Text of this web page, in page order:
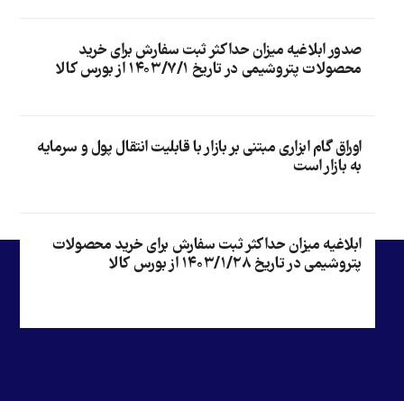
صدور ابلاغیه میزان حداکثر ثبت سفارش برای خرید
محصولات پتروشیمی در تاریخ ۱۴۰۳/۷/۱ از بورس کالا
اوراق گام ابزاری مبتنی بر بازار با قابلیت انتقال پول و سرمایه
به بازار است
ابلاغیه میزان حداکثر ثبت سفارش برای خرید محصولات
پتروشیمی در تاریخ ۱۴۰۳/۱/۲۸ از بورس کالا